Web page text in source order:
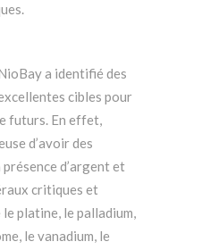
a identifié des
cibles pour
futurs. En effet,
d’avoir des
d’argent et
critiques et
platine, le palladium,
le vanadium, le